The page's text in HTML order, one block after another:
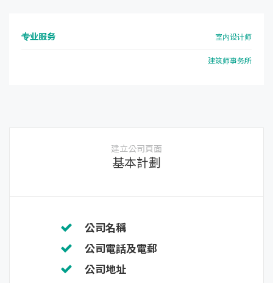
专业服务 室内设计师
建筑师事务所
建立公司頁面
基本計劃
公司名稱
公司電話及電郵
公司地址